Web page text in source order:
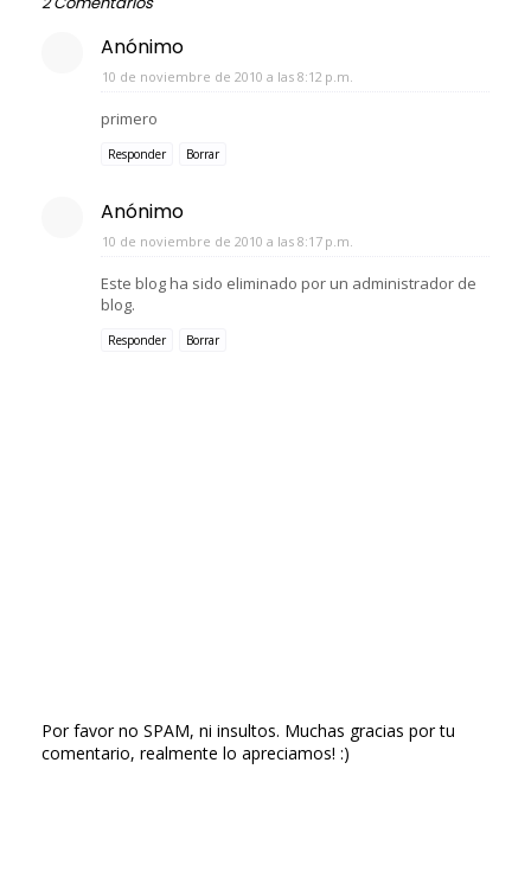
Anónimo
10 de noviembre de 2010 a las 8:12 p.m.
primero
Responder Borrar
Anónimo
10 de noviembre de 2010 a las 8:17 p.m.
Este blog ha sido eliminado por un administrador de
blog.
Responder Borrar
Por favor no SPAM, ni insultos. Muchas gracias por tu
comentario, realmente lo apreciamos! :)